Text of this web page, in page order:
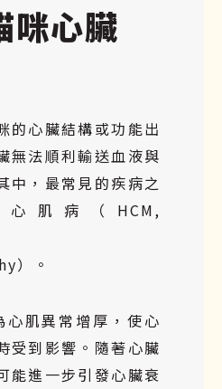
咪心臟
的心臟結構或功能出
無法順利輸送血液與
中，最常見的疾病之
肌病（HCM,
）
。
心肌異常增厚，使心
受到影響。隨著心臟
能進一步引發心臟衰